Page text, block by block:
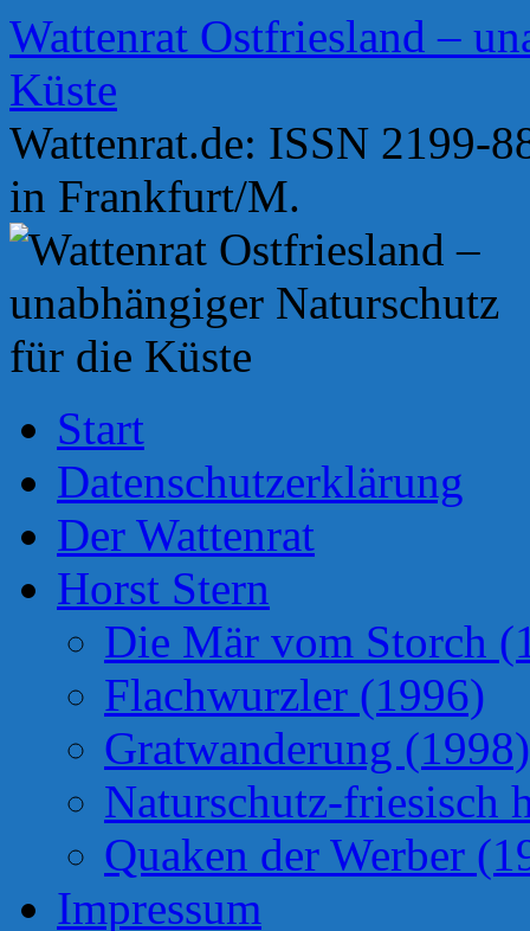
Zum
Inhalt
springen
Wattenrat Ostfriesland –
Küste
Wattenrat.de: ISSN 2199-
in Frankfurt/M.
Start
Datenschutzerklärung
Der Wattenrat
Horst Stern
Die Mär vom Storch
Flachwurzler (1996)
Gratwanderung (1998)
Naturschutz-friesisch
Quaken der Werber
Impressum